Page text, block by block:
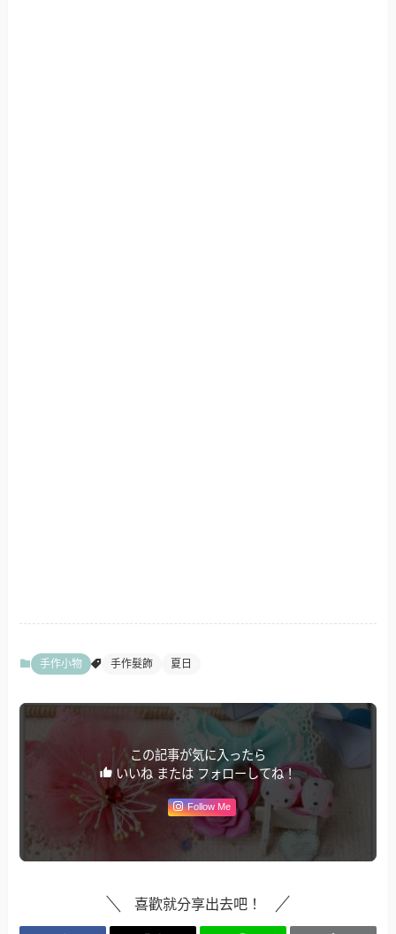
手作小物 手作髮飾 夏日
この記事が気に入ったら
いいね または フォローしてね！
Follow Me
喜歡就分享出去吧！